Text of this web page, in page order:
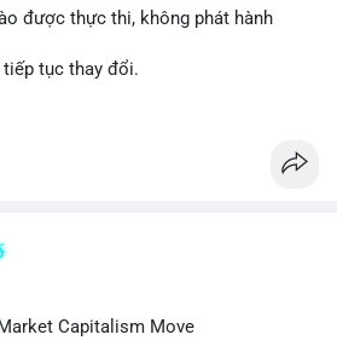
được thực thi, không phát hành
tục thay đổi.
Capitalism Move